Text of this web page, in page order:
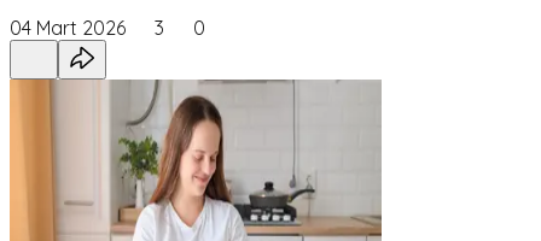
04 Mart 2026 3 0